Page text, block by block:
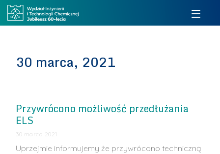
30 marca, 2021
Przywrócono możliwość przedłużania
ELS
30 marca 2021
Uprzejmie informujemy że przywrócono techniczną